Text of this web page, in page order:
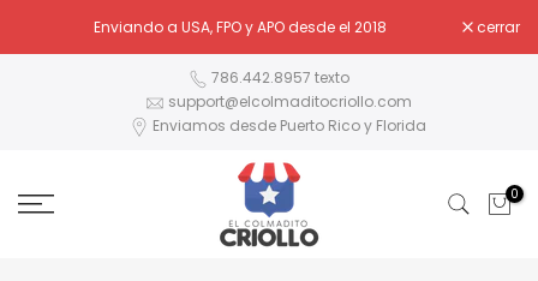
al
Enviando a USA, FPO y APO desde el 2018 cerrar
786.442.8957 texto
support@elcolmaditocriollo.com
Enviamos desde Puerto Rico y Florida
0